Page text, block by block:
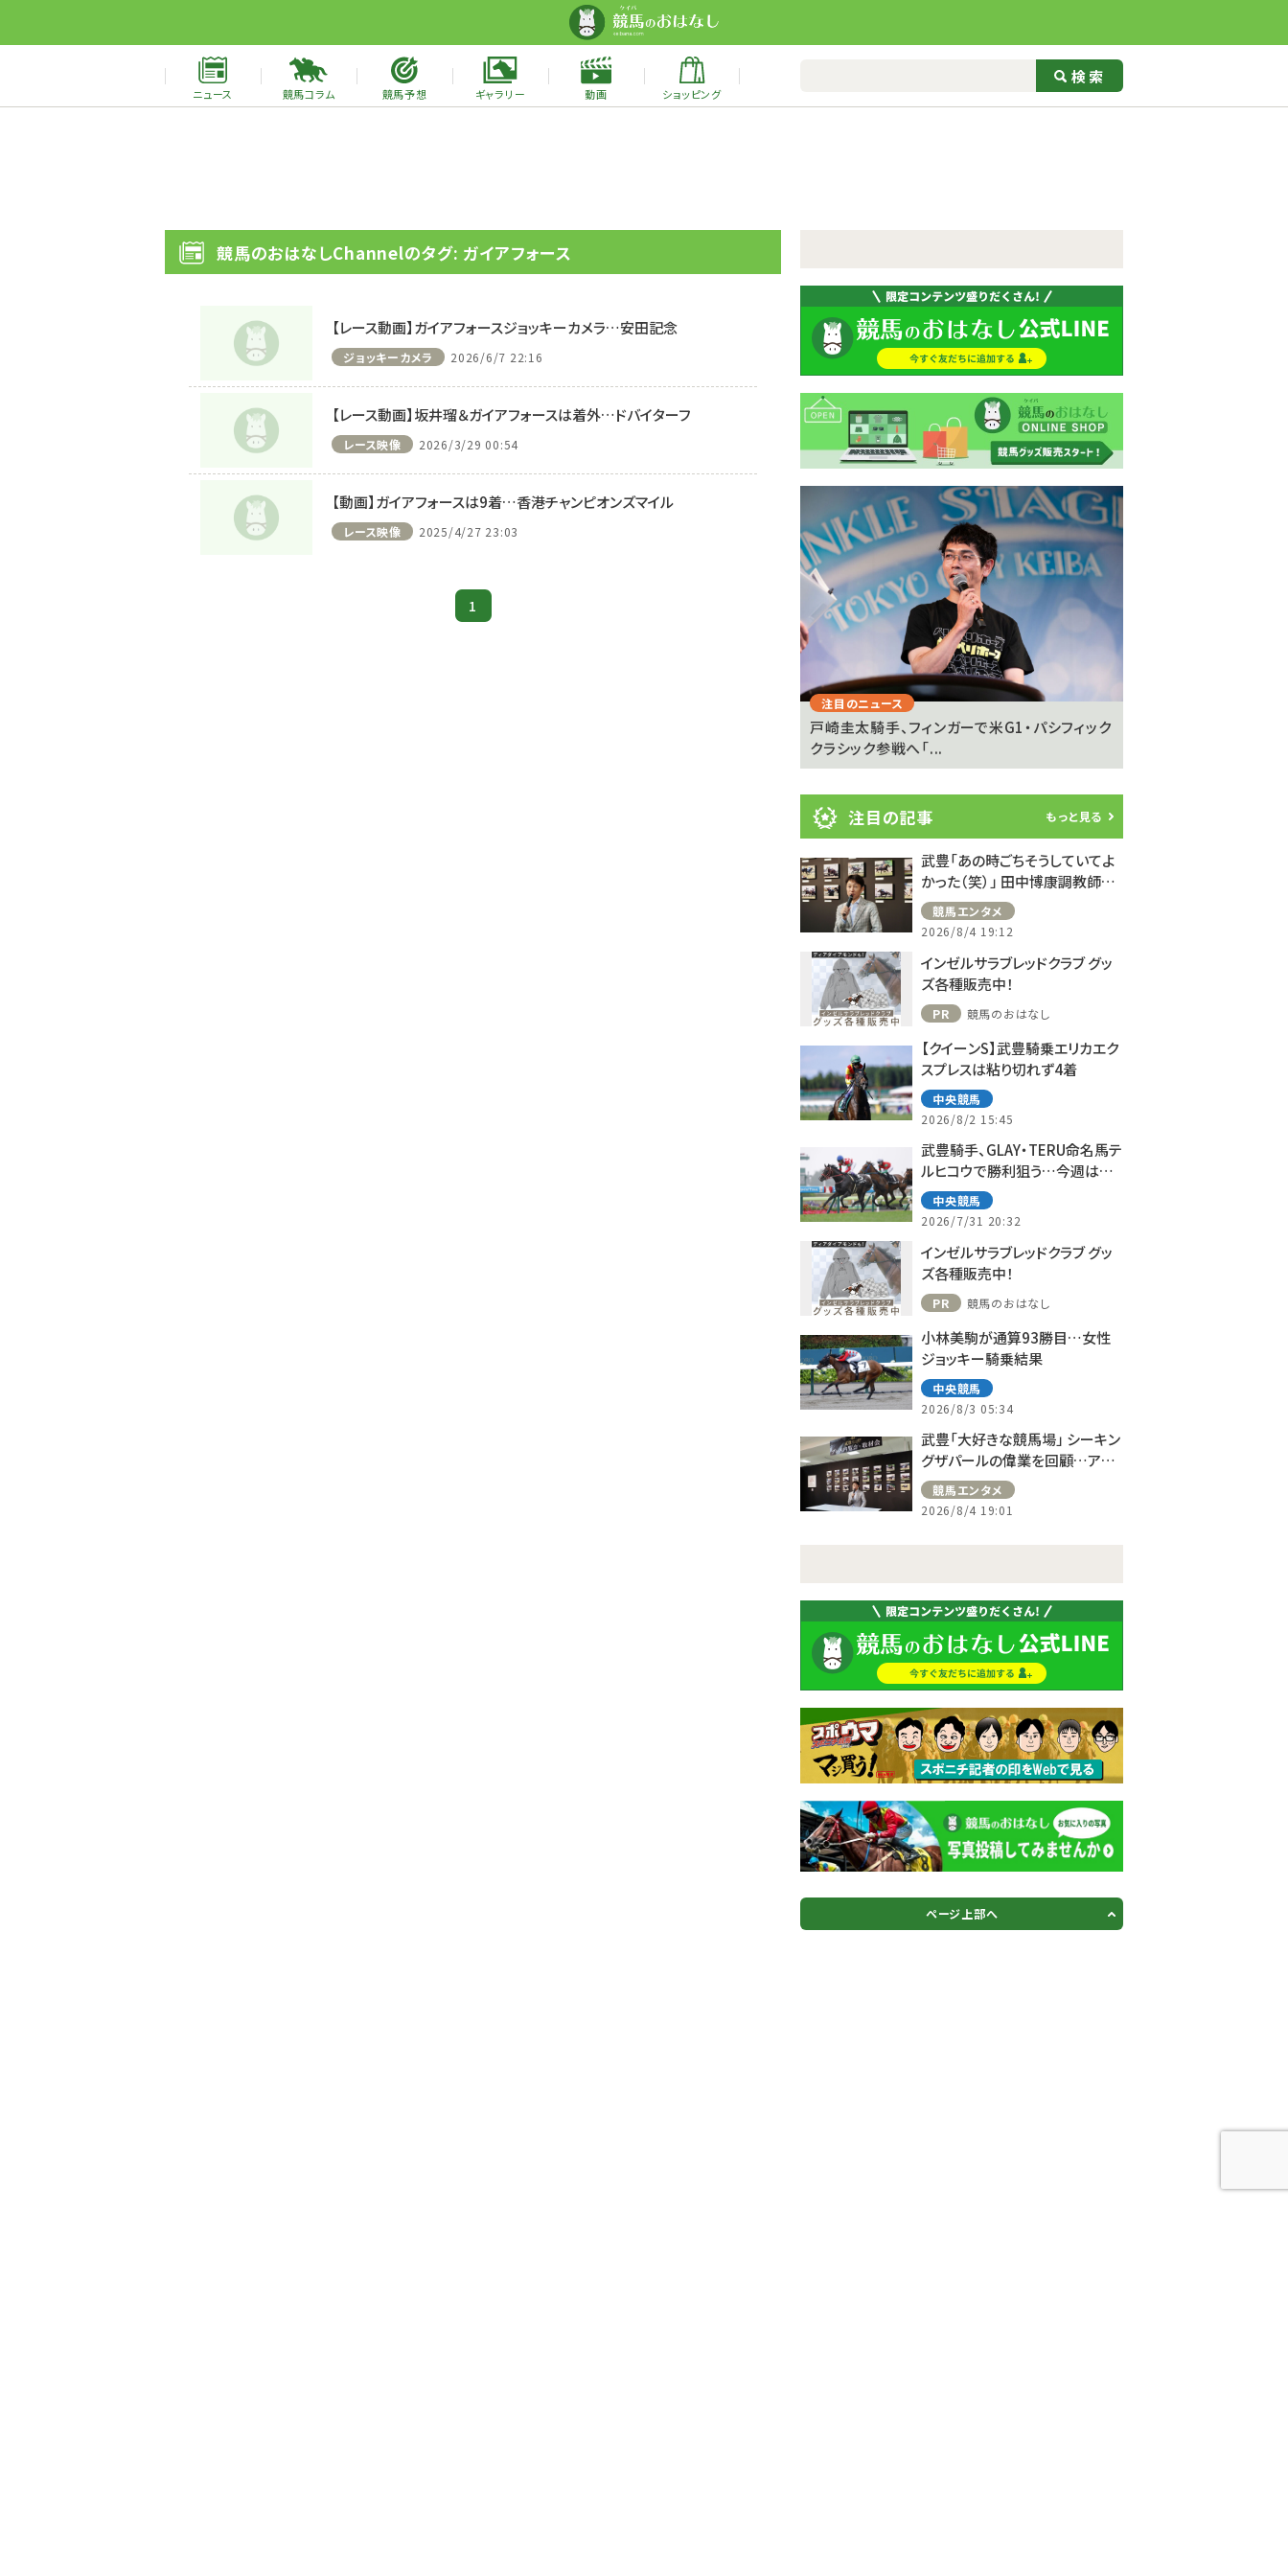
ニュース 競馬コラム 競馬予想 ギャラリー 動画 ショッピング
競馬のおはなしChannelのタグ: ガイアフォース
【レース動画】ガイアフォースジョッキーカメラ…安田記念
ジョッキーカメラ 2026/6/7 22:16
【レース動画】坂井瑠＆ガイアフォースは着外…ドバイターフ
レース映像 2026/3/29 00:54
【動画】ガイアフォースは9着…香港チャンピオンズマイル
レース映像 2025/4/27 23:03
1
目
ニ
ュ
ー
ス
注目のニュース
戸崎圭太騎手、フィンガーで米G1・パシフィック
クラシック参戦へ「...
注目の記事 もっと見る
武豊「あの時ごちそうしていてよ
かった（笑）」 田中博康調教師と
のフランスでの思い出を語る
競馬エンタメ
2026/8/4 19:12
インゼルサラブレッドクラブ グッ
ズ各種販売中！
PR 競馬のおはなし
【クイーンS】武豊騎乗エリカエク
スプレスは粘り切れず4着
中央競馬
2026/8/2 15:45
武豊騎手、GLAY・TERU命名馬テ
ルヒコウで勝利狙う…今週は札
幌で10鞍
中央競馬
2026/7/31 20:32
インゼルサラブレッドクラブ グッ
ズ各種販売中！
PR 競馬のおはなし
小林美駒が通算93勝目…女性
ジョッキー騎乗結果
中央競馬
2026/8/3 05:34
武豊「大好きな競馬場」 シーキン
グザパールの偉業を回顧…アス
コット、ドーヴィルへの思い語る
競馬エンタメ
2026/8/4 19:01
ページ上部へ